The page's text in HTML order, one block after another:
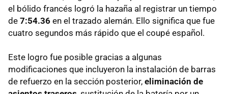
el bólido francés logró la hazaña al registrar un tiempo
de 7:54.36 en el trazado alemán. Ello significa que fue
cuatro segundos más rápido que el coupé español.
Este logro fue posible gracias a algunas
modificaciones que incluyeron la instalación de barras
de refuerzo en la sección posterior, eliminación de